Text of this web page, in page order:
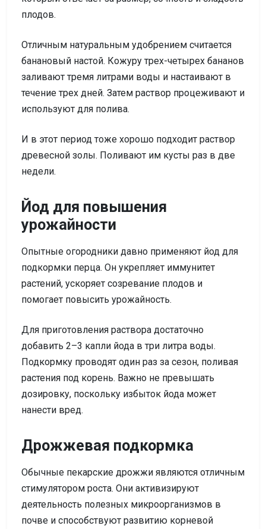
плодов.
Отличным натуральным удобрением считается
банановый настой. Кожуру трех-четырех бананов
заливают тремя литрами воды и настаивают в
течение трех дней. Затем раствор процеживают и
используют для полива.
И в этот период тоже хорошо подходит раствор
древесной золы. Поливают им кусты раз в две
недели.
Йод для повышения
урожайности
Опытные огородники давно применяют йод для
подкормки перца. Он укрепляет иммунитет
растений, ускоряет созревание плодов и
помогает повысить урожайность.
Для приготовления раствора достаточно
добавить 2–3 капли йода в три литра воды.
Подкормку проводят один раз за сезон, поливая
растения под корень. Важно не превышать
дозировку, поскольку избыток йода может
нанести вред.
Дрожжевая подкормка
Обычные пекарские дрожжи являются отличным
стимулятором роста. Они активизируют
деятельность полезных микроорганизмов в
почве и способствуют развитию корневой